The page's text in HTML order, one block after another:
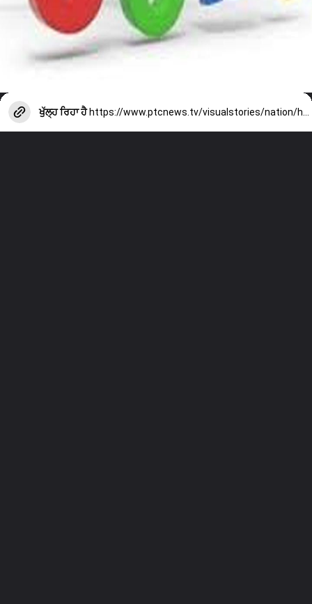
ਖੁੱਲ੍ਹ ਰਿਹਾ ਹੈ https://www.ptcnews.tv/visualstories/nation/high-court-1265-clerk-recruitment-2026-government-jobs-4389644-2026-06-06